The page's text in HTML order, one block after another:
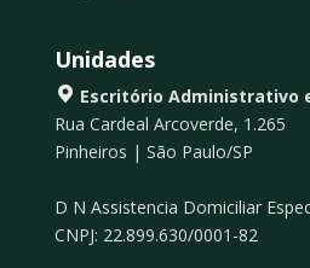
Unidades
Escritório Administrativo
Rua Cardeal Arcoverde, 1.265
Pinheiros | São Paulo/SP
D N Assistencia Domiciliar
CNPJ: 22.899.630/0001-82